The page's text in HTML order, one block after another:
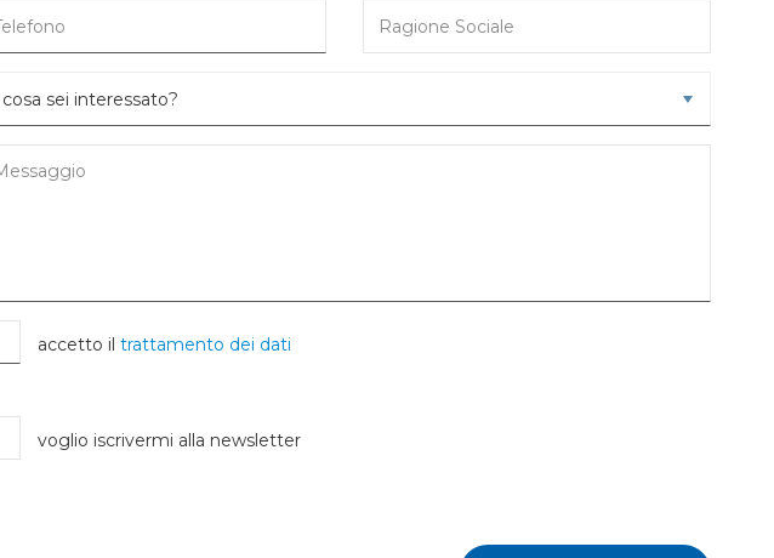
accetto il trattamento dei dati
voglio iscrivermi alla newsletter